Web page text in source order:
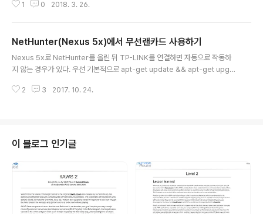
정해보았지만 변함이 없이 진행되지 않았다.. 이 문제를 해
keyserver pgpkeys.mit.edu --recv-key ED444
FF07D8D0BF6# apt-key adv --keyserver hkp://
keys.gnupg.net --recv-keys 7D8D0BF6# gpg -
D8D0B..
1 0 2018. 3. 26.
NetHunter(Nexus 5x)에서 무선랜카드 사용하기
Nexus 5x로 NetHunter를 올린 뒤 TP-LINK를 연결하면 자동으로 작동하
지 않는 경우가 있다. 우선 기본적으로 apt-get update && apt-get upgra
re-atheros 명령어로 Atheros 펌웨어를 설치해주면 사용이 가능하다. 설치
2 3 2017. 10. 24.
이 블로그 인기글